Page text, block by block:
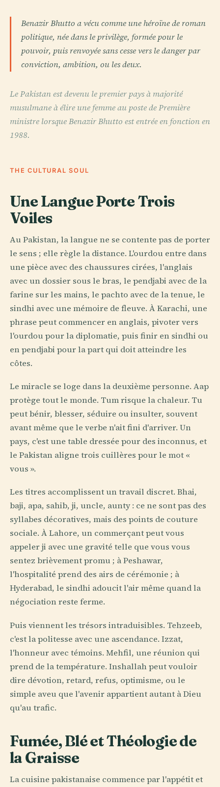
Benazir Bhutto a vécu comme une héroïne de roman
politique, née dans le privilège, formée pour le
pouvoir, puis renvoyée sans cesse vers le danger par
conviction, ambition, ou les deux.
Le Pakistan est devenu le premier pays à majorité
musulmane à élire une femme au poste de Première
ministre lorsque Benazir Bhutto est entrée en fonction en
1988.
THE CULTURAL SOUL
Une Langue Porte Trois
Voiles
Au Pakistan, la langue ne se contente pas de porter
le sens ; elle règle la distance. L'ourdou entre dans
une pièce avec des chaussures cirées, l'anglais
avec un dossier sous le bras, le pendjabi avec de la
farine sur les mains, le pachto avec de la tenue, le
sindhi avec une mémoire de fleuve. À Karachi, une
phrase peut commencer en anglais, pivoter vers
l'ourdou pour la diplomatie, puis finir en sindhi ou
en pendjabi pour la part qui doit atteindre les
côtes.
Le miracle se loge dans la deuxième personne. Aap
protège tout le monde. Tum risque la chaleur. Tu
peut bénir, blesser, séduire ou insulter, souvent
avant même que le verbe n'ait fini d'arriver. Un
pays, c'est une table dressée pour des inconnus, et
le Pakistan aligne trois cuillères pour le mot «
vous ».
Les titres accomplissent un travail discret. Bhai,
baji, apa, sahib, ji, uncle, aunty : ce ne sont pas des
syllabes décoratives, mais des points de couture
sociale. À Lahore, un commerçant peut vous
appeler ji avec une gravité telle que vous vous
sentez brièvement promu ; à Peshawar,
l'hospitalité prend des airs de cérémonie ; à
Hyderabad, le sindhi adoucit l'air même quand la
négociation reste ferme.
Puis viennent les trésors intraduisibles. Tehzeeb,
c'est la politesse avec une ascendance. Izzat,
l'honneur avec témoins. Mehfil, une réunion qui
prend de la température. Inshallah peut vouloir
dire dévotion, retard, refus, optimisme, ou le
simple aveu que l'avenir appartient autant à Dieu
qu'au trafic.
Fumée, Blé et Théologie de
la Graisse
La cuisine pakistanaise commence par l'appétit et